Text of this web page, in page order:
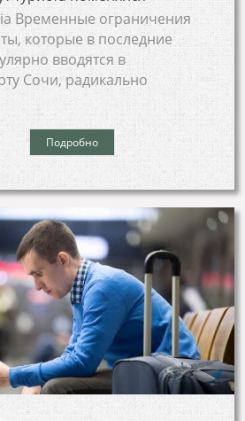
Временные ограничения
которые в последние
вводятся в
Сочи, радикально
Подробно